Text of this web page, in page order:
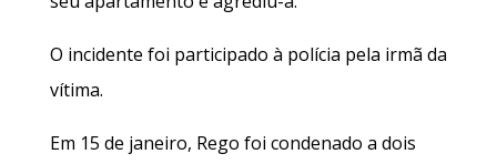
O incidente foi participado à polícia pela irmã da
vítima.
Em 15 de janeiro, Rego foi condenado a dois